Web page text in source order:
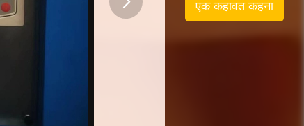
एक कहावत कहना